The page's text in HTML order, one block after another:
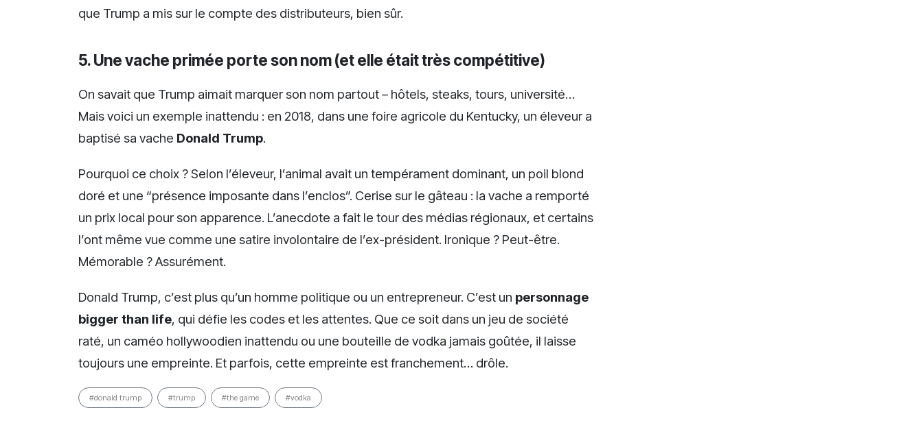
que Trump a mis sur le compte des distributeurs, bien sûr.
5. Une vache primée porte son nom (et elle était très compétitive)
On savait que Trump aimait marquer son nom partout – hôtels, steaks, tours, université…
Mais voici un exemple inattendu : en 2018, dans une foire agricole du Kentucky, un éleveur a
baptisé sa vache Donald Trump.
Pourquoi ce choix ? Selon l’éleveur, l’animal avait un tempérament dominant, un poil blond
doré et une “présence imposante dans l’enclos”. Cerise sur le gâteau : la vache a remporté
un prix local pour son apparence. L’anecdote a fait le tour des médias régionaux, et certains
l’ont même vue comme une satire involontaire de l’ex-président. Ironique ? Peut-être.
Mémorable ? Assurément.
Donald Trump, c’est plus qu’un homme politique ou un entrepreneur. C’est un personnage
bigger than life, qui défie les codes et les attentes. Que ce soit dans un jeu de société
raté, un caméo hollywoodien inattendu ou une bouteille de vodka jamais goûtée, il laisse
toujours une empreinte. Et parfois, cette empreinte est franchement… drôle.
#donald trump #trump #the game #vodka